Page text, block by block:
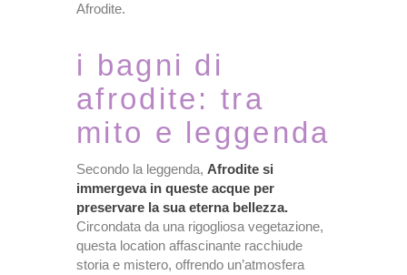
Afrodite.
i bagni di
afrodite: tra
mito e leggenda
Secondo la leggenda, Afrodite si
immergeva in queste acque per
preservare la sua eterna bellezza.
Circondata da una rigogliosa vegetazione,
questa location affascinante racchiude
storia e mistero, offrendo un’atmosfera